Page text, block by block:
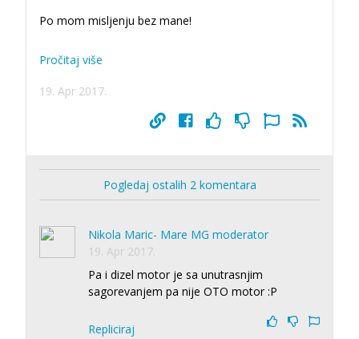
Po mom misljenju bez mane!
Pročitaj više
19. Apr 2017.
Pogledaj ostalih 2 komentara
Nikola Maric- Mare MG moderator
19. Apr 2017.
Pa i dizel motor je sa unutrasnjim
sagorevanjem pa nije OTO motor :P
Repliciraj